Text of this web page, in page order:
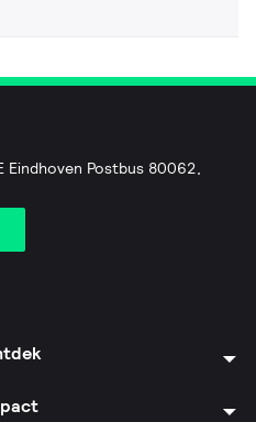
Eindhoven Postbus 80062,